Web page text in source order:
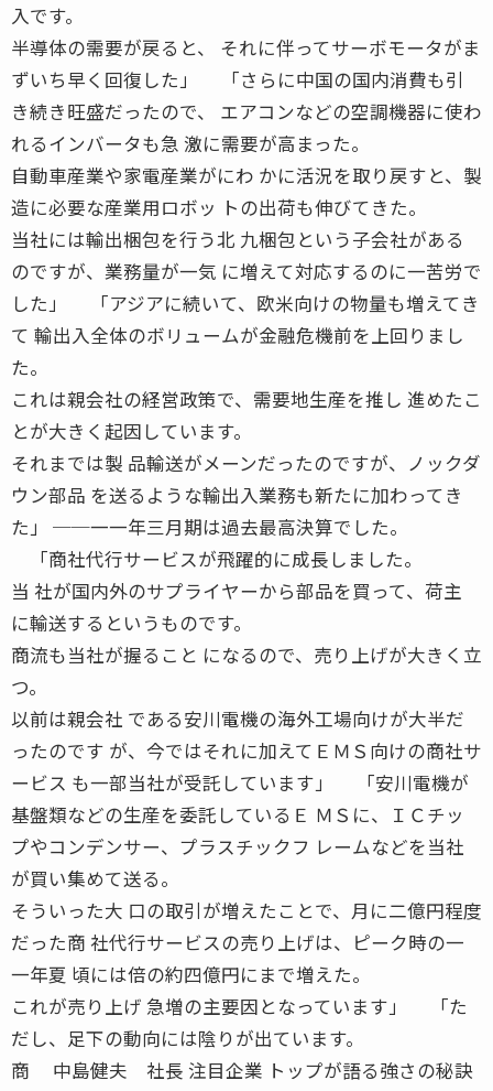
入です。
半導体の需要が戻ると、 それに伴ってサーボモータがま
ずいち早く回復した」 「さらに中国の国内消費も引
き続き旺盛だったので、 エアコンなどの空調機器に使わ
れるインバータも急 激に需要が高まった。
自動車産業や家電産業がにわ かに活況を取り戻すと、製
造に必要な産業用ロボッ トの出荷も伸びてきた。
当社には輸出梱包を行う北 九梱包という子会社がある
のですが、業務量が一気 に増えて対応するのに一苦労で
した」 「アジアに続いて、欧米向けの物量も増えてき
て 輸出入全体のボリュームが金融危機前を上回りまし
た。
これは親会社の経営政策で、需要地生産を推し 進めたこ
とが大きく起因しています。
それまでは製 品輸送がメーンだったのですが、ノックダ
ウン部品 を送るような輸出入業務も新たに加わってき
た」 ──一一年三月期は過去最高決算でした。
「商社代行サービスが飛躍的に成長しました。
当 社が国内外のサプライヤーから部品を買って、荷主
に輸送するというものです。
商流も当社が握ること になるので、売り上げが大きく立
つ。
以前は親会社 である安川電機の海外工場向けが大半だ
ったのです が、今ではそれに加えてＥＭＳ向けの商社サ
ービス も一部当社が受託しています」 「安川電機が
基盤類などの生産を委託しているＥ ＭＳに、ＩＣチッ
プやコンデンサー、プラスチックフ レームなどを当社
が買い集めて送る。
そういった大 口の取引が増えたことで、月に二億円程度
だった商 社代行サービスの売り上げは、ピーク時の一
一年夏 頃には倍の約四億円にまで増えた。
これが売り上げ 急増の主要因となっています」 「た
だし、足下の動向には陰りが出ています。
商 中島健夫 社長 注目企業 トップが語る強さの秘訣